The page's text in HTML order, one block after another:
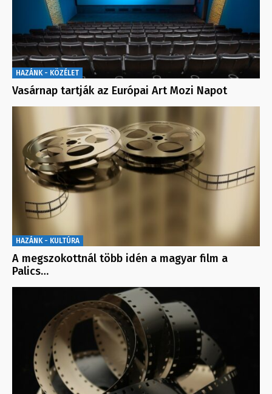
HAZÁNK - KÖZÉLET
Vasárnap tartják az Európai Art Mozi Napot
HAZÁNK - KULTÚRA
A megszokottnál több idén a magyar film a
Palics…